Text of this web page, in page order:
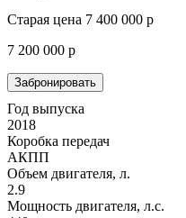
Старая цена 7 400 000 р
7 200 000 р
Забронировать
Год выпуска
2018
Коробка передач
АКПП
Объем двигателя, л.
2.9
Мощность двигателя, л.с.